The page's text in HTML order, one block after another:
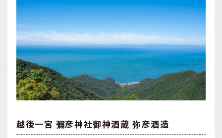
越後一宮 彌彦神社御神酒蔵 弥彦酒造